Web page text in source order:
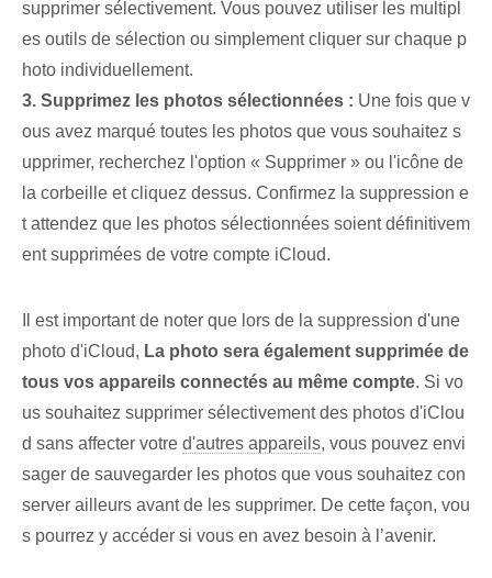
supprimer sélectivement. Vous pouvez utiliser les multipl
es outils de sélection ou simplement cliquer sur chaque p
hoto individuellement.
3. Supprimez les photos sélectionnées : Une fois que v
ous avez marqué toutes les photos que vous souhaitez s
upprimer, recherchez l'option « Supprimer » ou l'icône de
la corbeille et cliquez dessus. Confirmez la suppression e
t attendez que les photos sélectionnées soient définitivem
ent supprimées de votre compte iCloud.
Il est important de noter que lors de la suppression d'une
photo d'iCloud, La photo sera également supprimée de
tous vos appareils connectés au même compte. Si vo
us souhaitez supprimer sélectivement des photos d'iClou
d sans affecter votre d'autres appareils, vous pouvez envi
sager de sauvegarder les photos que vous souhaitez con
server ailleurs avant de les supprimer. De cette façon, vou
s pourrez y accéder si vous en avez besoin à l’avenir.